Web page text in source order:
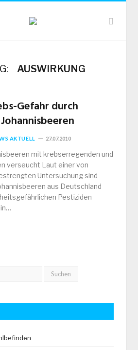
AUSWIRKUNG
Gefahr durch
AKTUELL 27.07.2010
mit krebserregenden und
verseucht Laut einer von
Untersuchung sind
aus Deutschland
Pestiziden